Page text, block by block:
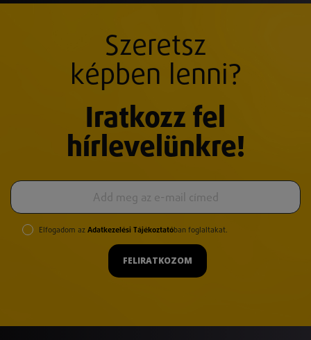
Szeretsz
képben lenni?
Iratkozz fel
hírlevelünkre!
Elfogadom az Adatkezelési Tájékoztatóban foglaltakat.
FELIRATKOZOM